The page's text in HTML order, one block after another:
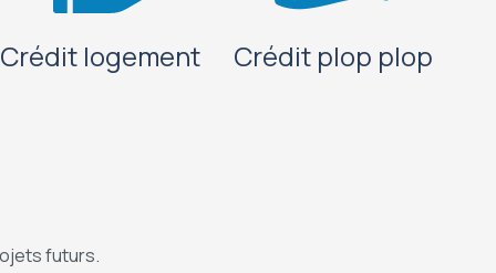
Crédit logement Crédit plop plop
futurs.